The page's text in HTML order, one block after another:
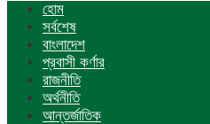
হোম
সর্বশেষ
বাংলাদেশ
প্রবাসী কর্ণার
রাজনীতি
অর্থনীতি
আন্তর্জাতিক